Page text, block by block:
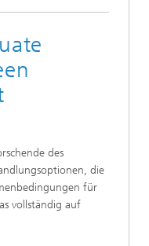
des
die
für
vollständig auf